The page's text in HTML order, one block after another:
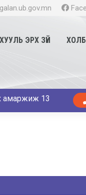
ХУУЛЬ ЭРХ ЗҮЙ
хүү, 11 охин